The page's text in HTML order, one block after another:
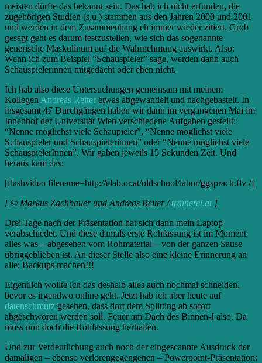
meisten dürfte das bekannt sein. Das hab ich nicht erfunden, die
zugehörigen Studien (s.u.) stammen aus den Jahren 2000 und 2001
und werden in dem Zusammenhang eh immer wieder zitiert. Grob
gesagt geht es darum festzustellen, wie sich das sogenannte
generische Maskulinum auf die Wahrnehmung auswirkt. Also:
Wenn ich zum Beispiel “Schauspieler” sage, werden dann auch
Schauspielerinnen mitgedacht oder eben nicht.
Ich hab also diese Untersuchungen gemeinsam mit meinem
Kollegen Andreas Reiter etwas abgewandelt und nachgebastelt. In
insgesamt 47 Durchgängen haben wir dann im vergangenen Mai im
Innenhof der Universität Wien verschiedene Aufgaben gestellt:
“Nenne möglichst viele Schaupieler”, “Nenne möglichst viele
Schauspieler und Schauspielerinnen” oder “Nenne möglichst viele
SchauspielerInnen”. Wir gaben jeweils 15 Sekunden Zeit. Und
heraus kam das:
[flashvideo filename=http://elab.or.at/oldschool/labor/ggsprach.flv /]
[ © Markus Zachbauer und Andreas Reiter /trainerei.at]
Drei Tage nach der Präsentation hat sich dann mein Laptop
verabschiedet. Und diese damals erste Rohfassung ist im Moment
alles was – abgesehen vom Rohmaterial – von der ganzen Sause
übriggeblieben ist. An dieser Stelle also eine kleine Erinnerung an
alle: Backups machen!!!
Eigentlich wollte ich das deshalb alles auch nochmal schneiden,
bevor es irgendwo online geht. Jetzt hab ich aber heute auf
datenschmutz gesehen, dass dort dem Splitting ab sofort
abgeschworen werden soll. Feuer am Dach des Binnen-I also. Da
muss nun doch die Rohfassung herhalten.
Und zur Verdeutlichung auch noch der eingescannte Ausdruck der
damaligen – ebenso verlorengegengenen – Powerpoint-Präsentation: